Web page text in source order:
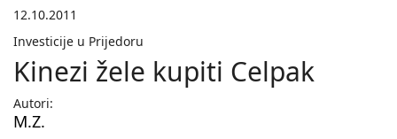
12.10.2011
Investicije u Prijedoru
Kinezi žele kupiti Celpak
Autori:
M.Z.